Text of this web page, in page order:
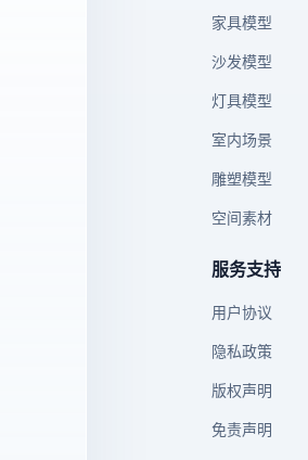
家具模型
沙发模型
灯具模型
室内场景
雕塑模型
空间素材
服务支持
用户协议
隐私政策
版权声明
免责声明